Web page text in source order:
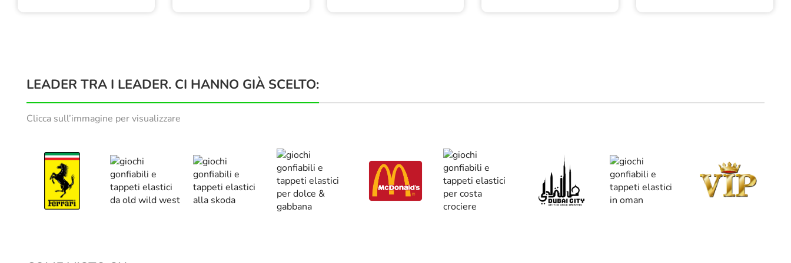
LEADER TRA I LEADER. CI HANNO GIÀ SCELTO:
Clicca sull’immagine per visualizzare